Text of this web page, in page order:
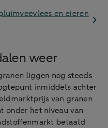
en eieren
weer
liggen nog steeds
inmiddels achter
van granen
onder het niveau van
betaald